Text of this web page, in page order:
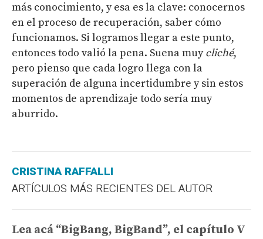
más conocimiento, y esa es la clave: conocernos
en el proceso de recuperación, saber cómo
funcionamos. Si logramos llegar a este punto,
entonces todo valió la pena. Suena muycliché,
pero pienso que cada logro llega con la
superación de alguna incertidumbre y sin estos
momentos de aprendizaje todo sería muy
aburrido.
CRISTINA RAFFALLI
ARTÍCULOS MÁS RECIENTES DEL AUTOR
Lea acá “BigBang, BigBand”, el capítulo V